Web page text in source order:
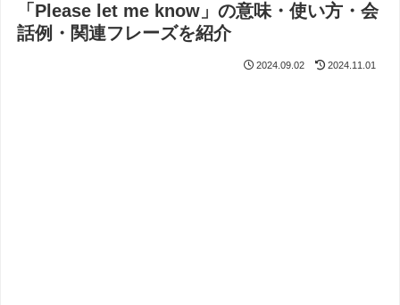
「Please let me know」の意味・使い方・会
話例・関連フレーズを紹介
2024.09.02 2024.11.01